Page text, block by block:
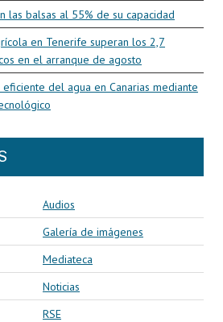
las balsas al 55% de su capacidad
en Tenerife superan los 2,7
en el arranque de agosto
del agua en Canarias mediante
Audios
Galería de imágenes
Mediateca
Noticias
RSE